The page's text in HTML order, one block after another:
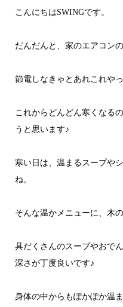
こんにちはSWINGです。
だんだんと、家のエアコン
節電しなきゃとあれこれや
これからどんどん寒くなる
うと思います♪
寒い日は、温まるスープや
ね。
そんな温かメニューに、木
具だくさんのスープやおで
深さが丁度良いです♪
身体の中からもぽかぽか温